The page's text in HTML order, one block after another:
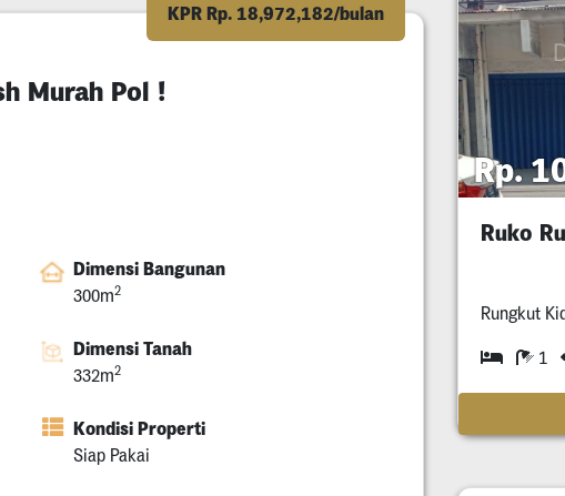
KPR Rp. 18,972,182/bulan
Murah Pol !
Dimensi Bangunan
300m2
Dimensi Tanah
332m2
Kondisi Properti
Siap Pakai
Rp.
Rungkut
1